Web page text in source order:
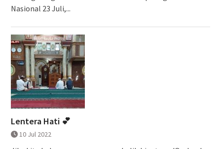
Nasional 23 Juli,...
Lentera Hati 💕
10 Jul 2022